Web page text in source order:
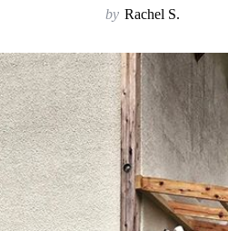
by Rachel S.